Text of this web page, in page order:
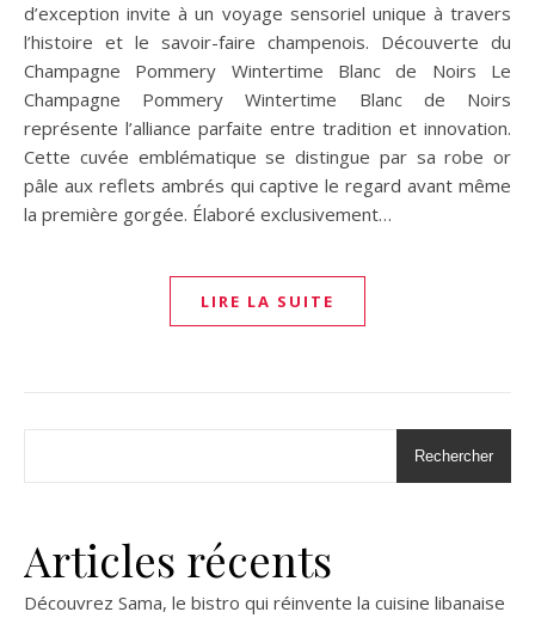
d’exception invite à un voyage sensoriel unique à travers
l’histoire et le savoir-faire champenois. Découverte du
Champagne Pommery Wintertime Blanc de Noirs Le
Champagne Pommery Wintertime Blanc de Noirs
représente l’alliance parfaite entre tradition et innovation.
Cette cuvée emblématique se distingue par sa robe or
pâle aux reflets ambrés qui captive le regard avant même
la première gorgée. Élaboré exclusivement…
LIRE LA SUITE
Rechercher
Articles récents
Découvrez Sama, le bistro qui réinvente la cuisine libanaise